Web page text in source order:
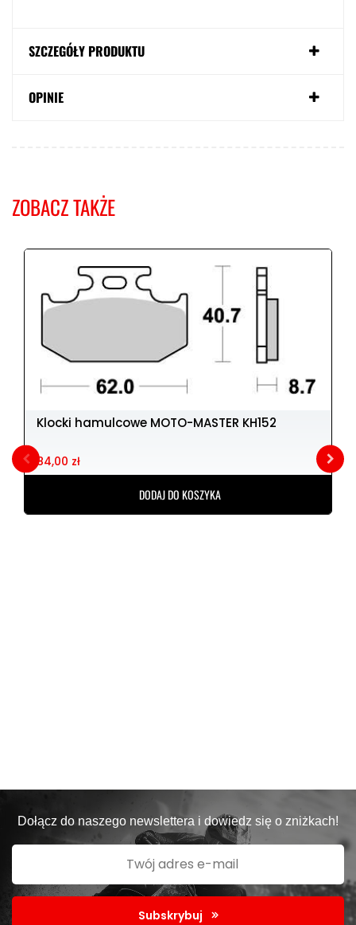
SZCZEGÓŁY PRODUKTU
OPINIE
ZOBACZ TAKŻE
Klocki hamulcowe MOTO-MASTER KH152
84,00 zł
DODAJ DO KOSZYKA
Dołącz do naszego newslettera i dowiedz się o zniżkach!
Subskrybuj